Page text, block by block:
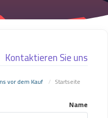
Kontaktieren Sie uns
Startseite
Name